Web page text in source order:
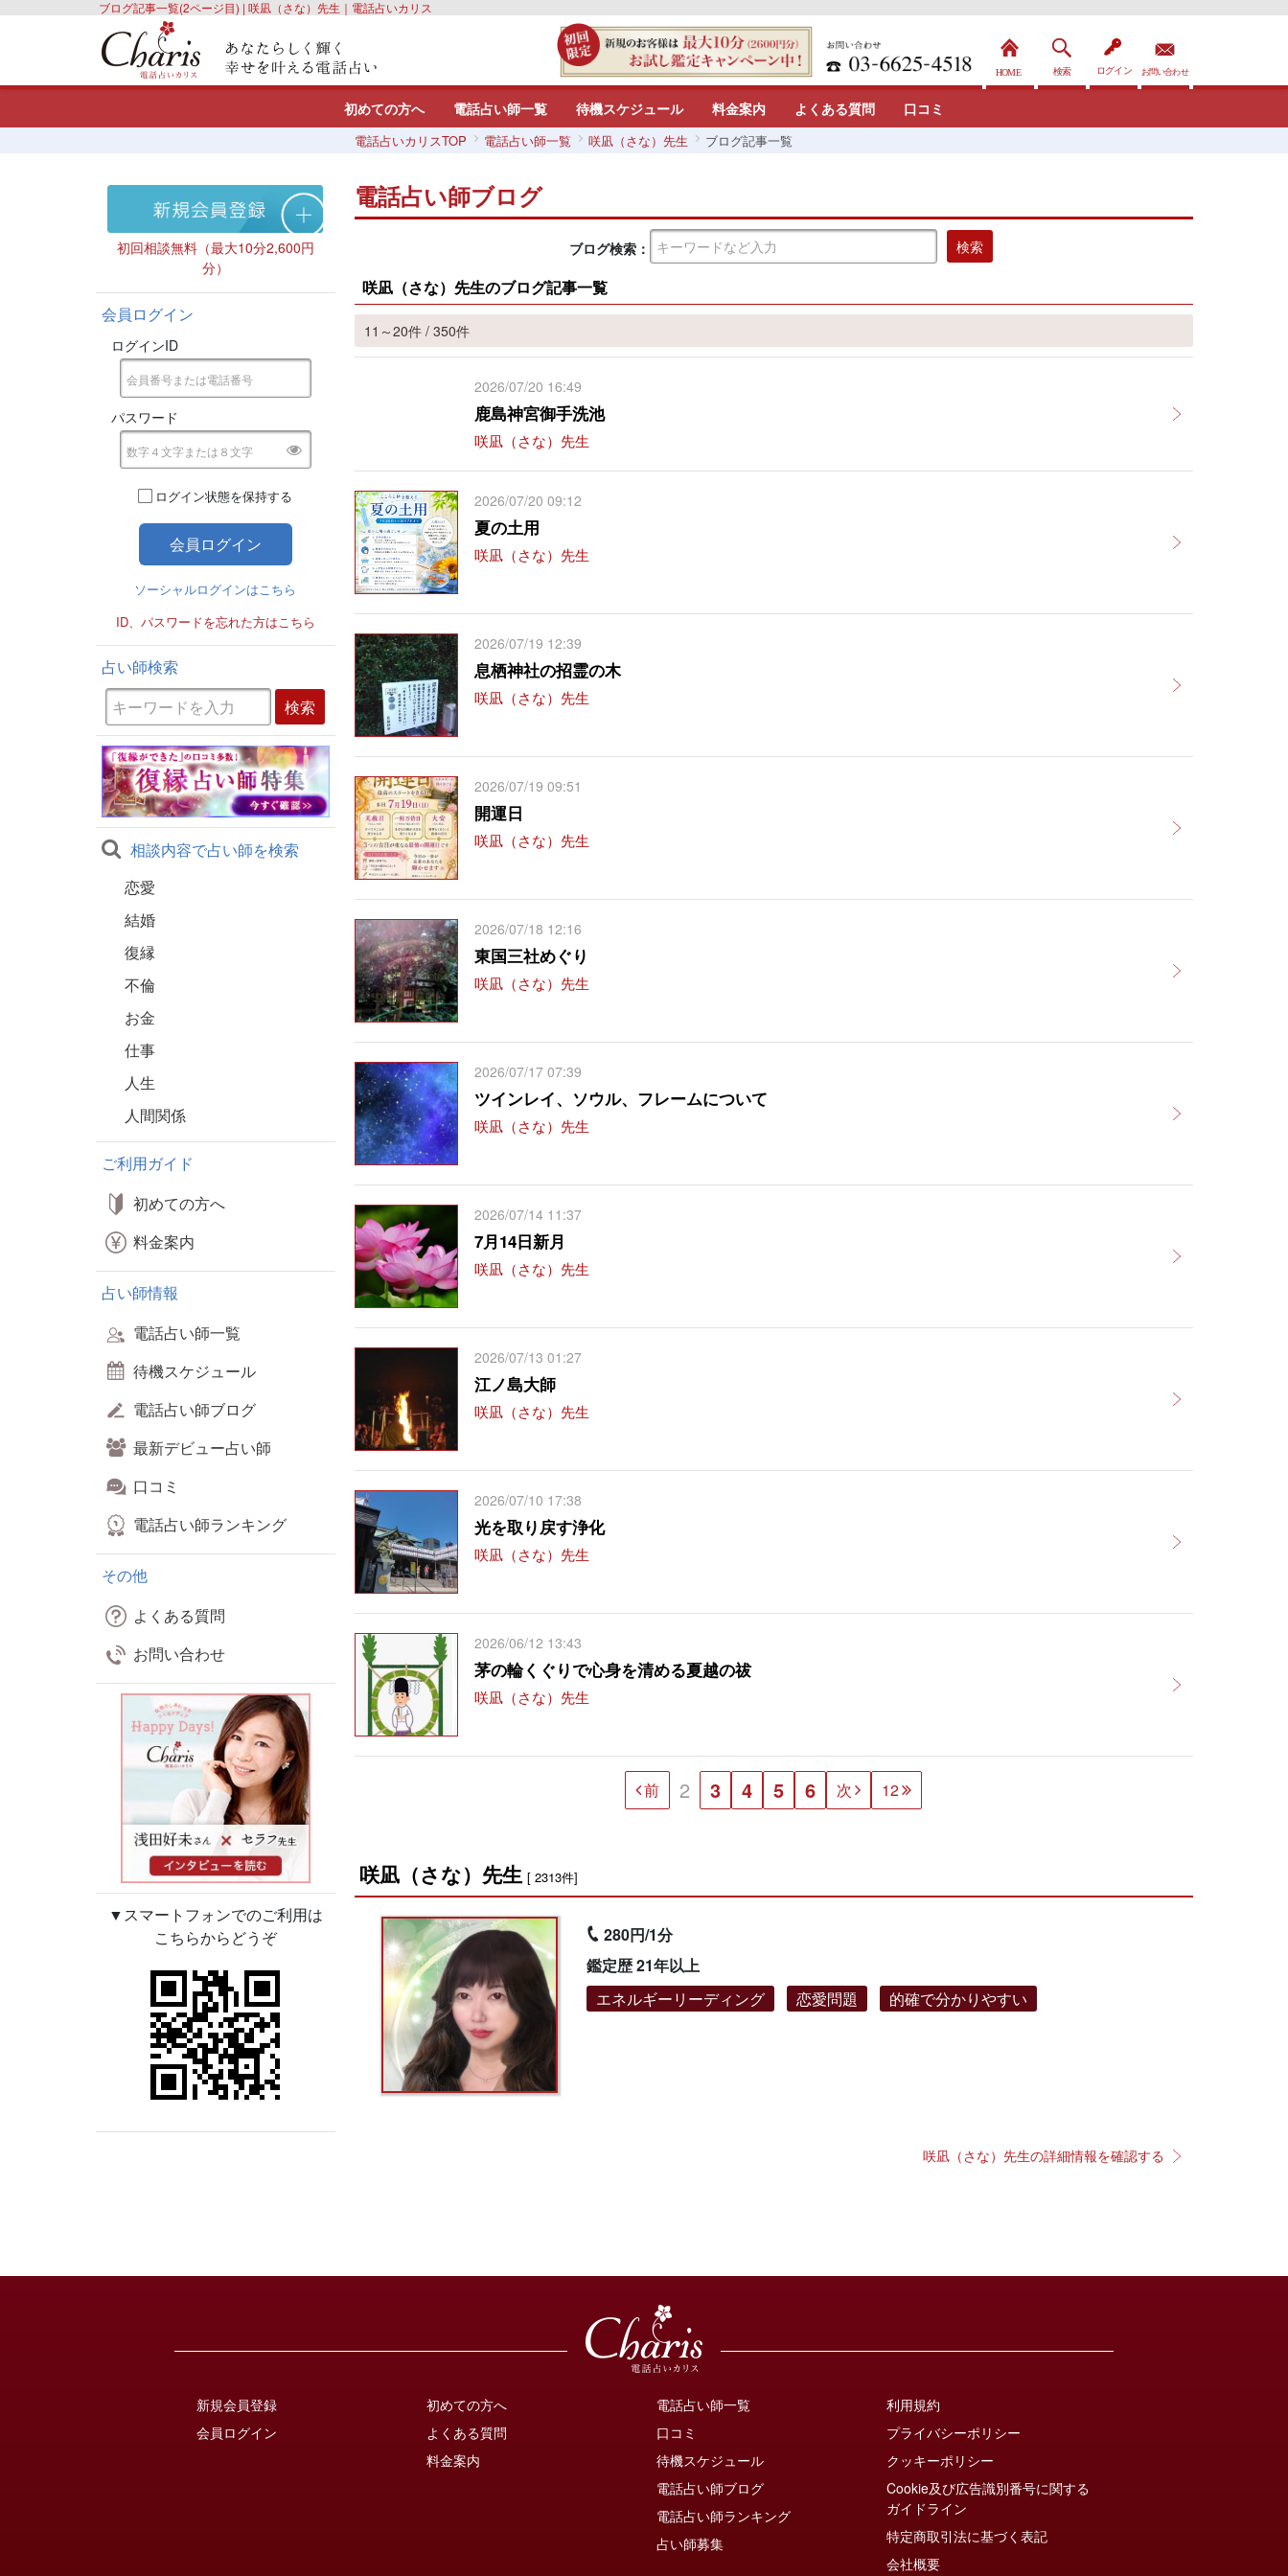
ブログ記事一覧(2ページ目) | 咲凪（さな）先生｜電話占いカリス
初めての方へ 電話占い師一覧 待機スケジュール 料金案内 よくある質問 口コミ
電話占いカリスTOP 電話占い師一覧 咲凪（さな）先生 ブログ記事一覧
初回相談無料（最大10分2,600円
分）
会員ログイン
ログインID
パスワード
ログイン状態を保持する
ソーシャルログインはこちら
ID、パスワードを忘れた方はこちら
占い師検索
相談内容で占い師を検索
恋愛
結婚
復縁
不倫
お金
仕事
人生
人間関係
ご利用ガイド
初めての方へ
料金案内
占い師情報
電話占い師一覧
待機スケジュール
電話占い師ブログ
最新デビュー占い師
口コミ
電話占い師ランキング
その他
よくある質問
お問い合わせ
▼スマートフォンでのご利用は
こちらからどうぞ
電話占い師ブログ
ブログ検索：
咲凪（さな）先生のブログ記事一覧
11～20件 / 350件
2026/07/20 16:49
鹿島神宮御手洗池
咲凪（さな）先生
2026/07/20 09:12
夏の土用
咲凪（さな）先生
2026/07/19 12:39
息栖神社の招霊の木
咲凪（さな）先生
2026/07/19 09:51
開運日
咲凪（さな）先生
2026/07/18 12:16
東国三社めぐり
咲凪（さな）先生
2026/07/17 07:39
ツインレイ、ソウル、フレームについて
咲凪（さな）先生
2026/07/14 11:37
7月14日新月
咲凪（さな）先生
2026/07/13 01:27
江ノ島大師
咲凪（さな）先生
2026/07/10 17:38
光を取り戻す浄化
咲凪（さな）先生
2026/06/12 13:43
茅の輪くぐりで心身を清める夏越の祓
咲凪（さな）先生
前 2 3 4 5 6 次 12
咲凪（さな）先生 [ 2313件]
280円/1分
鑑定歴 21年以上
エネルギーリーディング
恋愛問題 的確で分かりやすい
咲凪（さな）先生の詳細情報を確認する
新規会員登録
会員ログイン
初めての方へ
よくある質問
料金案内
電話占い師一覧
口コミ
待機スケジュール
電話占い師ブログ
電話占い師ランキング
占い師募集
利用規約
プライバシーポリシー
クッキーポリシー
Cookie及び広告識別番号に関する
ガイドライン
特定商取引法に基づく表記
会社概要